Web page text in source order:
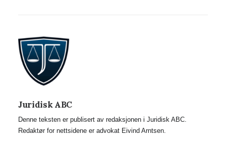
Juridisk ABC
Denne teksten er publisert av redaksjonen i Juridisk ABC.
Redaktør for nettsidene er advokat Eivind Arntsen.